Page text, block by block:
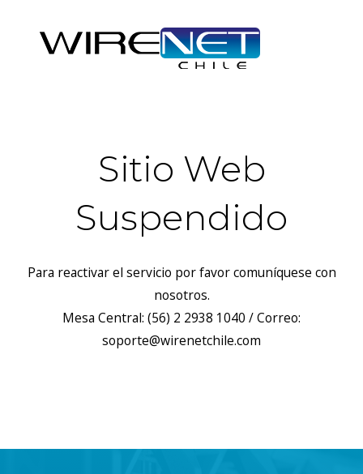
Sitio Web
Suspendido
Para reactivar el servicio por favor comuníquese con
nosotros.
Mesa Central: (56) 2 2938 1040 / Correo:
soporte@wirenetchile.com